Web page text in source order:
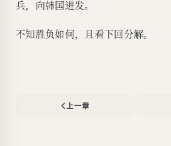
兵，向韩国进发。
不知胜负如何，且看下回分解。
上一章